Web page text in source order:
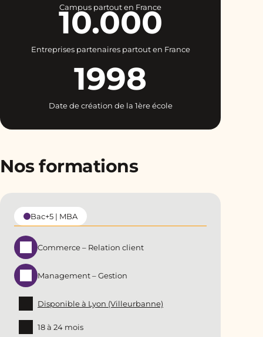
Campus partout en France
10.000
Entreprises partenaires partout en France
1998
Date de création de la 1ère école
Nos formations
Bac+5 | MBA
Commerce – Relation client
Management – Gestion
Disponible à Lyon (Villeurbanne)
18 à 24 mois